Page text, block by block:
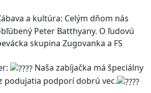
a kultúra: Celým dňom nás
Peter Batthyany. O ľudovú
skupina Zugovanka a FS
Naša zabíjačka má špeciálny
podujatia podporí dobrú vec.